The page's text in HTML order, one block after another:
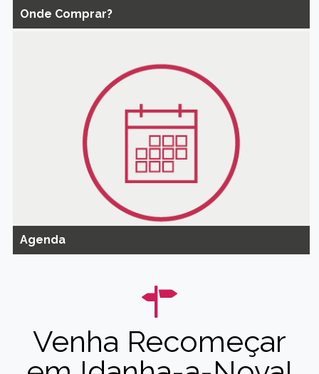
Onde Comprar?
Agenda
Venha Recomeçar